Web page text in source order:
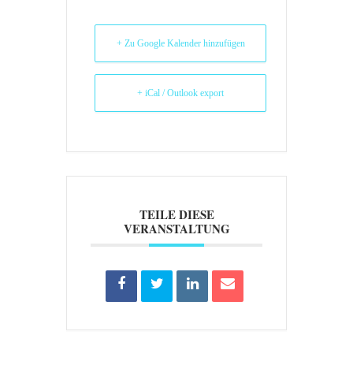
+ Zu Google Kalender hinzufügen
+ iCal / Outlook export
TEILE DIESE
VERANSTALTUNG